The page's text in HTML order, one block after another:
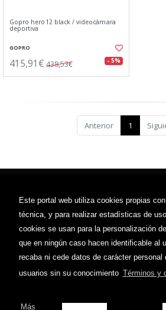
Este portal web utiliza cookies propias
técnica, y para realizar estadísticas de
cookies se usan para la personalización
que en ningún caso hacen identificable al
recaba ni cede datos de carácter personal
usuarios sin su conocimiento Términos y
Más
Gopro hero12 black / videocámara
deportiva
GOPRO
415,91€ 438,53€ - 5%
Anterior 1
Contacto Aviso Legal
Política de envíos
Política de